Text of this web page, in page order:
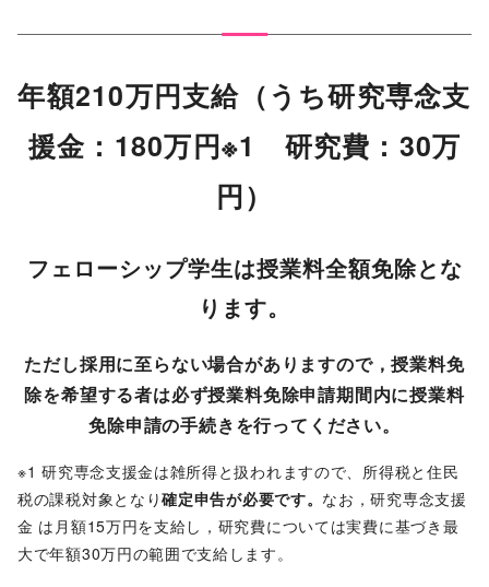
年額210万円支給（うち研究専念支
援金：180万円※1 研究費：30万
円）
フェローシップ学生は授業料全額免除とな
ります。
ただし採用に至らない場合がありますので，授業料免
除を希望する者は必ず授業料免除申請期間内に授業料
免除申請の手続きを行ってください。
※1 研究専念支援金は雑所得と扱われますので、所得税と住民
税の課税対象となり確定申告が必要です。 なお，研究専念支援
金 は月額15万円を支給し，研究費については実費に基づき最
大で年額30万円の範囲で支給します。